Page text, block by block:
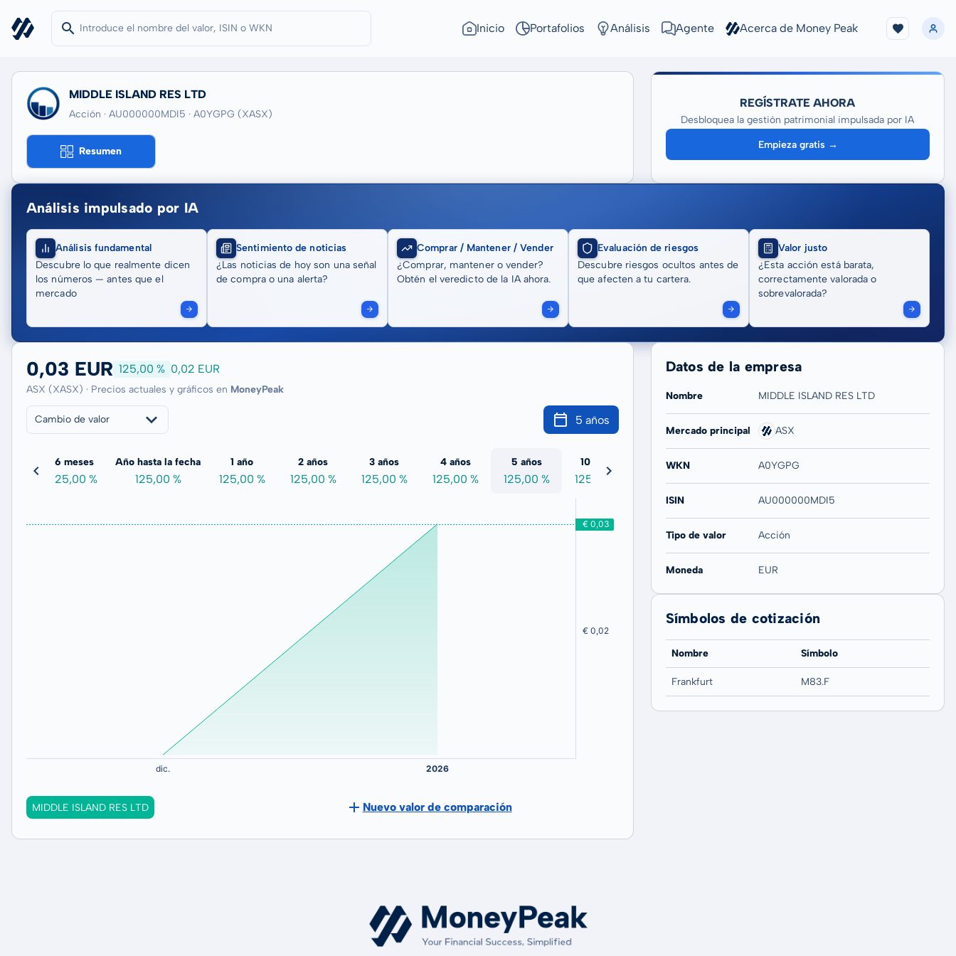
Inicio Portafolios Análisis Agente Acerca de Money Peak
MIDDLE ISLAND RES LTD
Acción · AU000000MDI5 · A0YGPG (XASX)
Resumen
REGÍSTRATE AHORA
Desbloquea la gestión patrimonial impulsada por IA
Empieza gratis →
Análisis impulsado por IA
Análisis fundamental
Descubre lo que realmente dicen
los números — antes que el
mercado
Sentimiento de noticias
¿Las noticias de hoy son una señal
de compra o una alerta?
Comprar / Mantener / Vender
¿Comprar, mantener o vender?
Obtén el veredicto de la IA ahora.
Evaluación de riesgos
Descubre riesgos ocultos antes de
que afecten a tu cartera.
Valor justo
¿Esta acción está barata,
correctamente valorada o
sobrevalorada?
0,03 EUR 125,00 % 0,02 EUR
ASX (XASX) · Precios actuales y gráficos en MoneyPeak
Cambio de valor 5 años
6 meses
125,00 %
Año hasta la fecha
125,00 %
1 año
125,00 %
2 años
125,00 %
3 años
125,00 %
4 años
125,00 %
5 años
125,00 %
10 años
125,00 %
20 años
MIDDLE ISLAND RES LTD Nuevo valor de comparación
Datos de la empresa
Nombre MIDDLE ISLAND RES LTD
Mercado principal ASX
WKN A0YGPG
ISIN AU000000MDI5
Tipo de valor Acción
Moneda EUR
Símbolos de cotización
Nombre Símbolo
Frankfurt M83.F